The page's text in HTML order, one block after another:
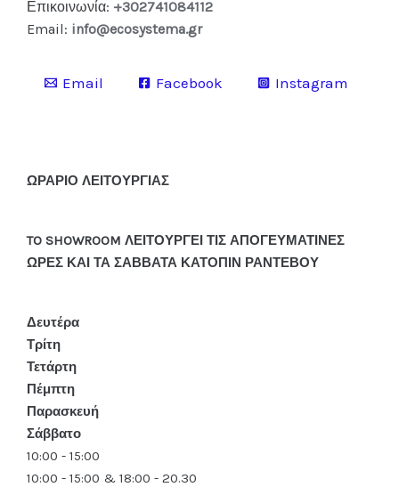
Επικοινωνία: +302741084112
Email: info@ecosystema.gr
Email Facebook Instagram
ΩΡΑΡΙΟ ΛΕΙΤΟΥΡΓΙΑΣ
TO SHOWROOM ΛΕΙΤΟΥΡΓΕΙ ΤΙΣ ΑΠΟΓΕΥΜΑΤΙΝΕΣ
ΩΡΕΣ ΚΑΙ ΤΑ ΣΑΒΒΑΤΑ ΚΑΤΟΠΙΝ ΡΑΝΤΕΒΟΥ
Δευτέρα
Τρίτη
Τετάρτη
Πέμπτη
Παρασκευή
Σάββατο
10:00 - 15:00
10:00 - 15:00 & 18:00 - 20.30